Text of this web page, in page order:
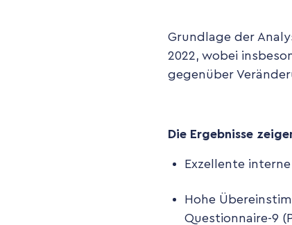
Grundlage der
2022, wobei
gegenüber
Die Ergebnisse
Exzellente
Hohe
Questionnaire-9